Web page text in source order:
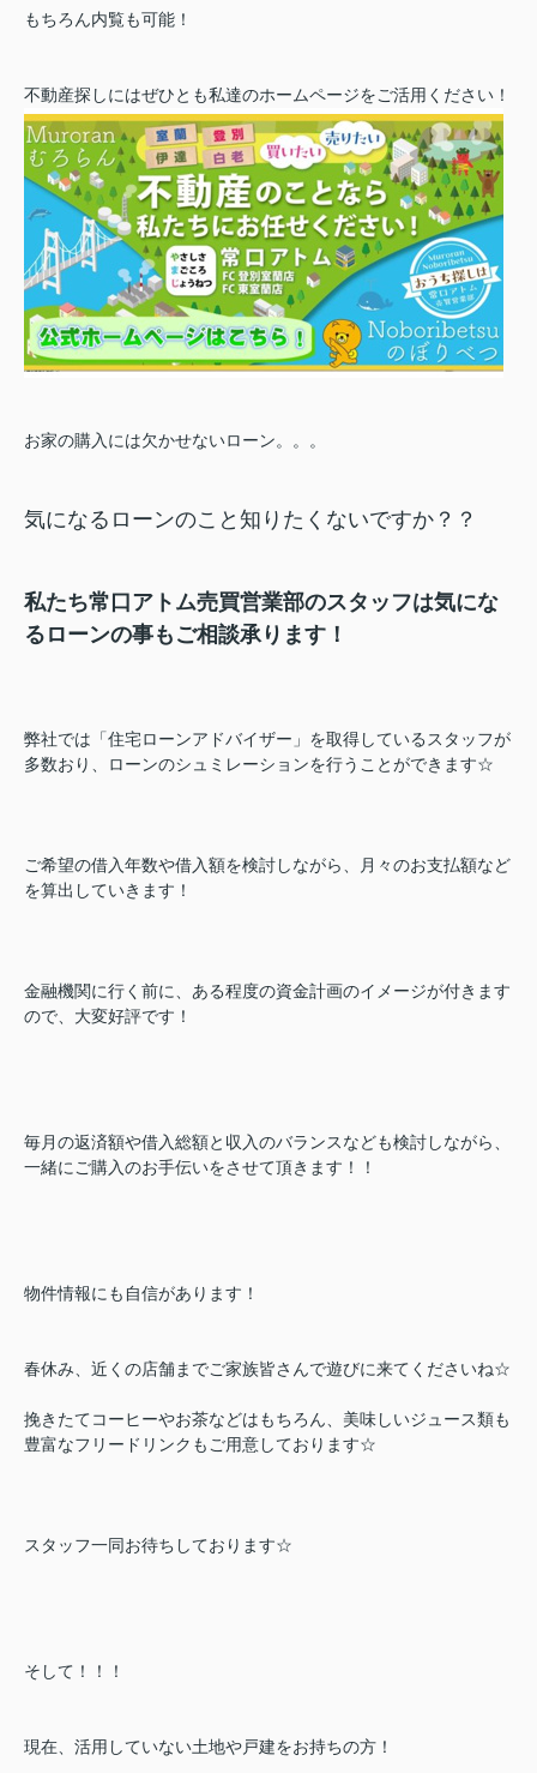
もちろん内覧も可能！
不動産探しにはぜひとも私達のホームページをご活用ください！
お家の購入には欠かせないローン。。。
気になるローンのこと知りたくないですか？？
私たち常口アトム売買営業部のスタッフは気にな
るローンの事もご相談承ります！
弊社では「住宅ローンアドバイザー」を取得しているスタッフが
多数おり、ローンのシュミレーションを行うことができます☆
ご希望の借入年数や借入額を検討しながら、月々のお支払額など
を算出していきます！
金融機関に行く前に、ある程度の資金計画のイメージが付きます
ので、大変好評です！
毎月の返済額や借入総額と収入のバランスなども検討しながら、
一緒にご購入のお手伝いをさせて頂きます！！
物件情報にも自信があります！
春休み、近くの店舗までご家族皆さんで遊びに来てくださいね☆
挽きたてコーヒーやお茶などはもちろん、美味しいジュース類も
豊富なフリードリンクもご用意しております☆
スタッフ一同お待ちしております☆
そして！！！
現在、活用していない土地や戸建をお持ちの方！